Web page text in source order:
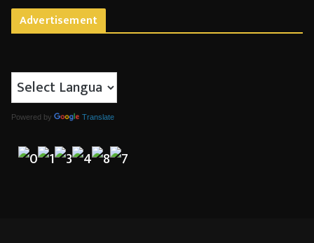
Advertisement
Powered by Translate